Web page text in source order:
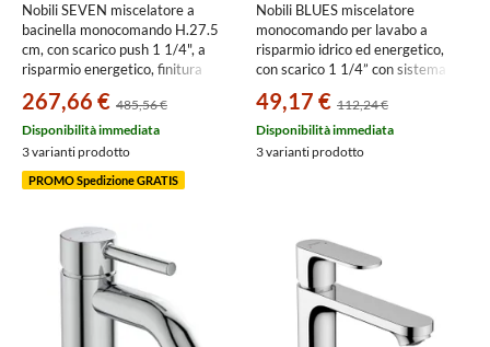
Nobili SEVEN miscelatore a
bacinella monocomando H.27.5
cm, con scarico push 1 1/4", a
risparmio energetico, finitura
267,66 € 485,56 €
Disponibilità immediata
3 varianti prodotto
PROMO Spedizione GRATIS
Nobili BLUES miscelatore
monocomando per lavabo a
risparmio idrico ed energetico,
con scarico 1 1/4” con sistema
BSH101118/1CR
49,17 € 112,24 €
Disponibilità immediata
3 varianti prodotto